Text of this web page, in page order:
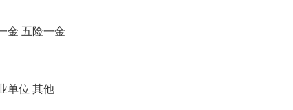
金 五险一金
单位 其他